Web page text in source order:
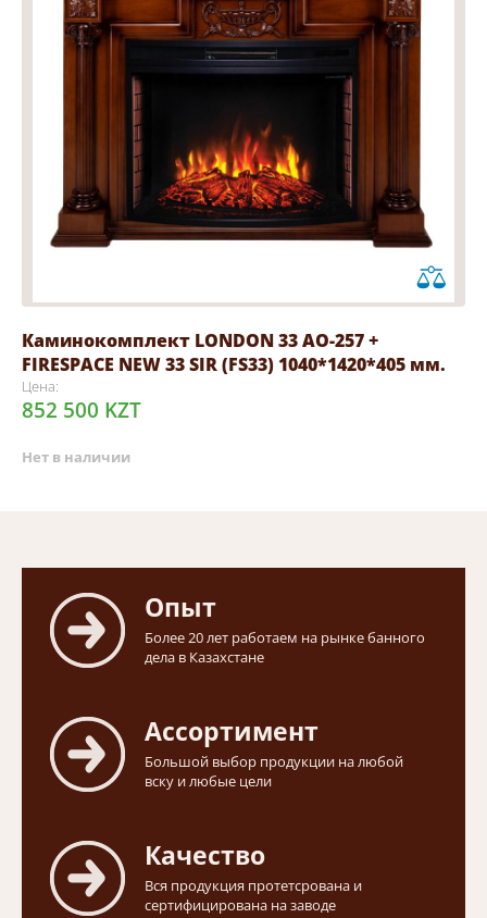
Каминокомплект LONDON 33 AO-257 +
FIRESPACE NEW 33 SIR (FS33) 1040*1420*405 мм.
Цена:
852 500 KZT
Нет в наличии
Опыт
Более 20 лет работаем на рынке банного
дела в Казахстане
Ассортимент
Большой выбор продукции на любой
вску и любые цели
Качество
Вся продукция протетсрована и
сертифицирована на заводе